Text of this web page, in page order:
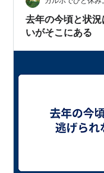
きで通い始めた箱
で益体もない話をし
去年の今頃と状
いがそこにある